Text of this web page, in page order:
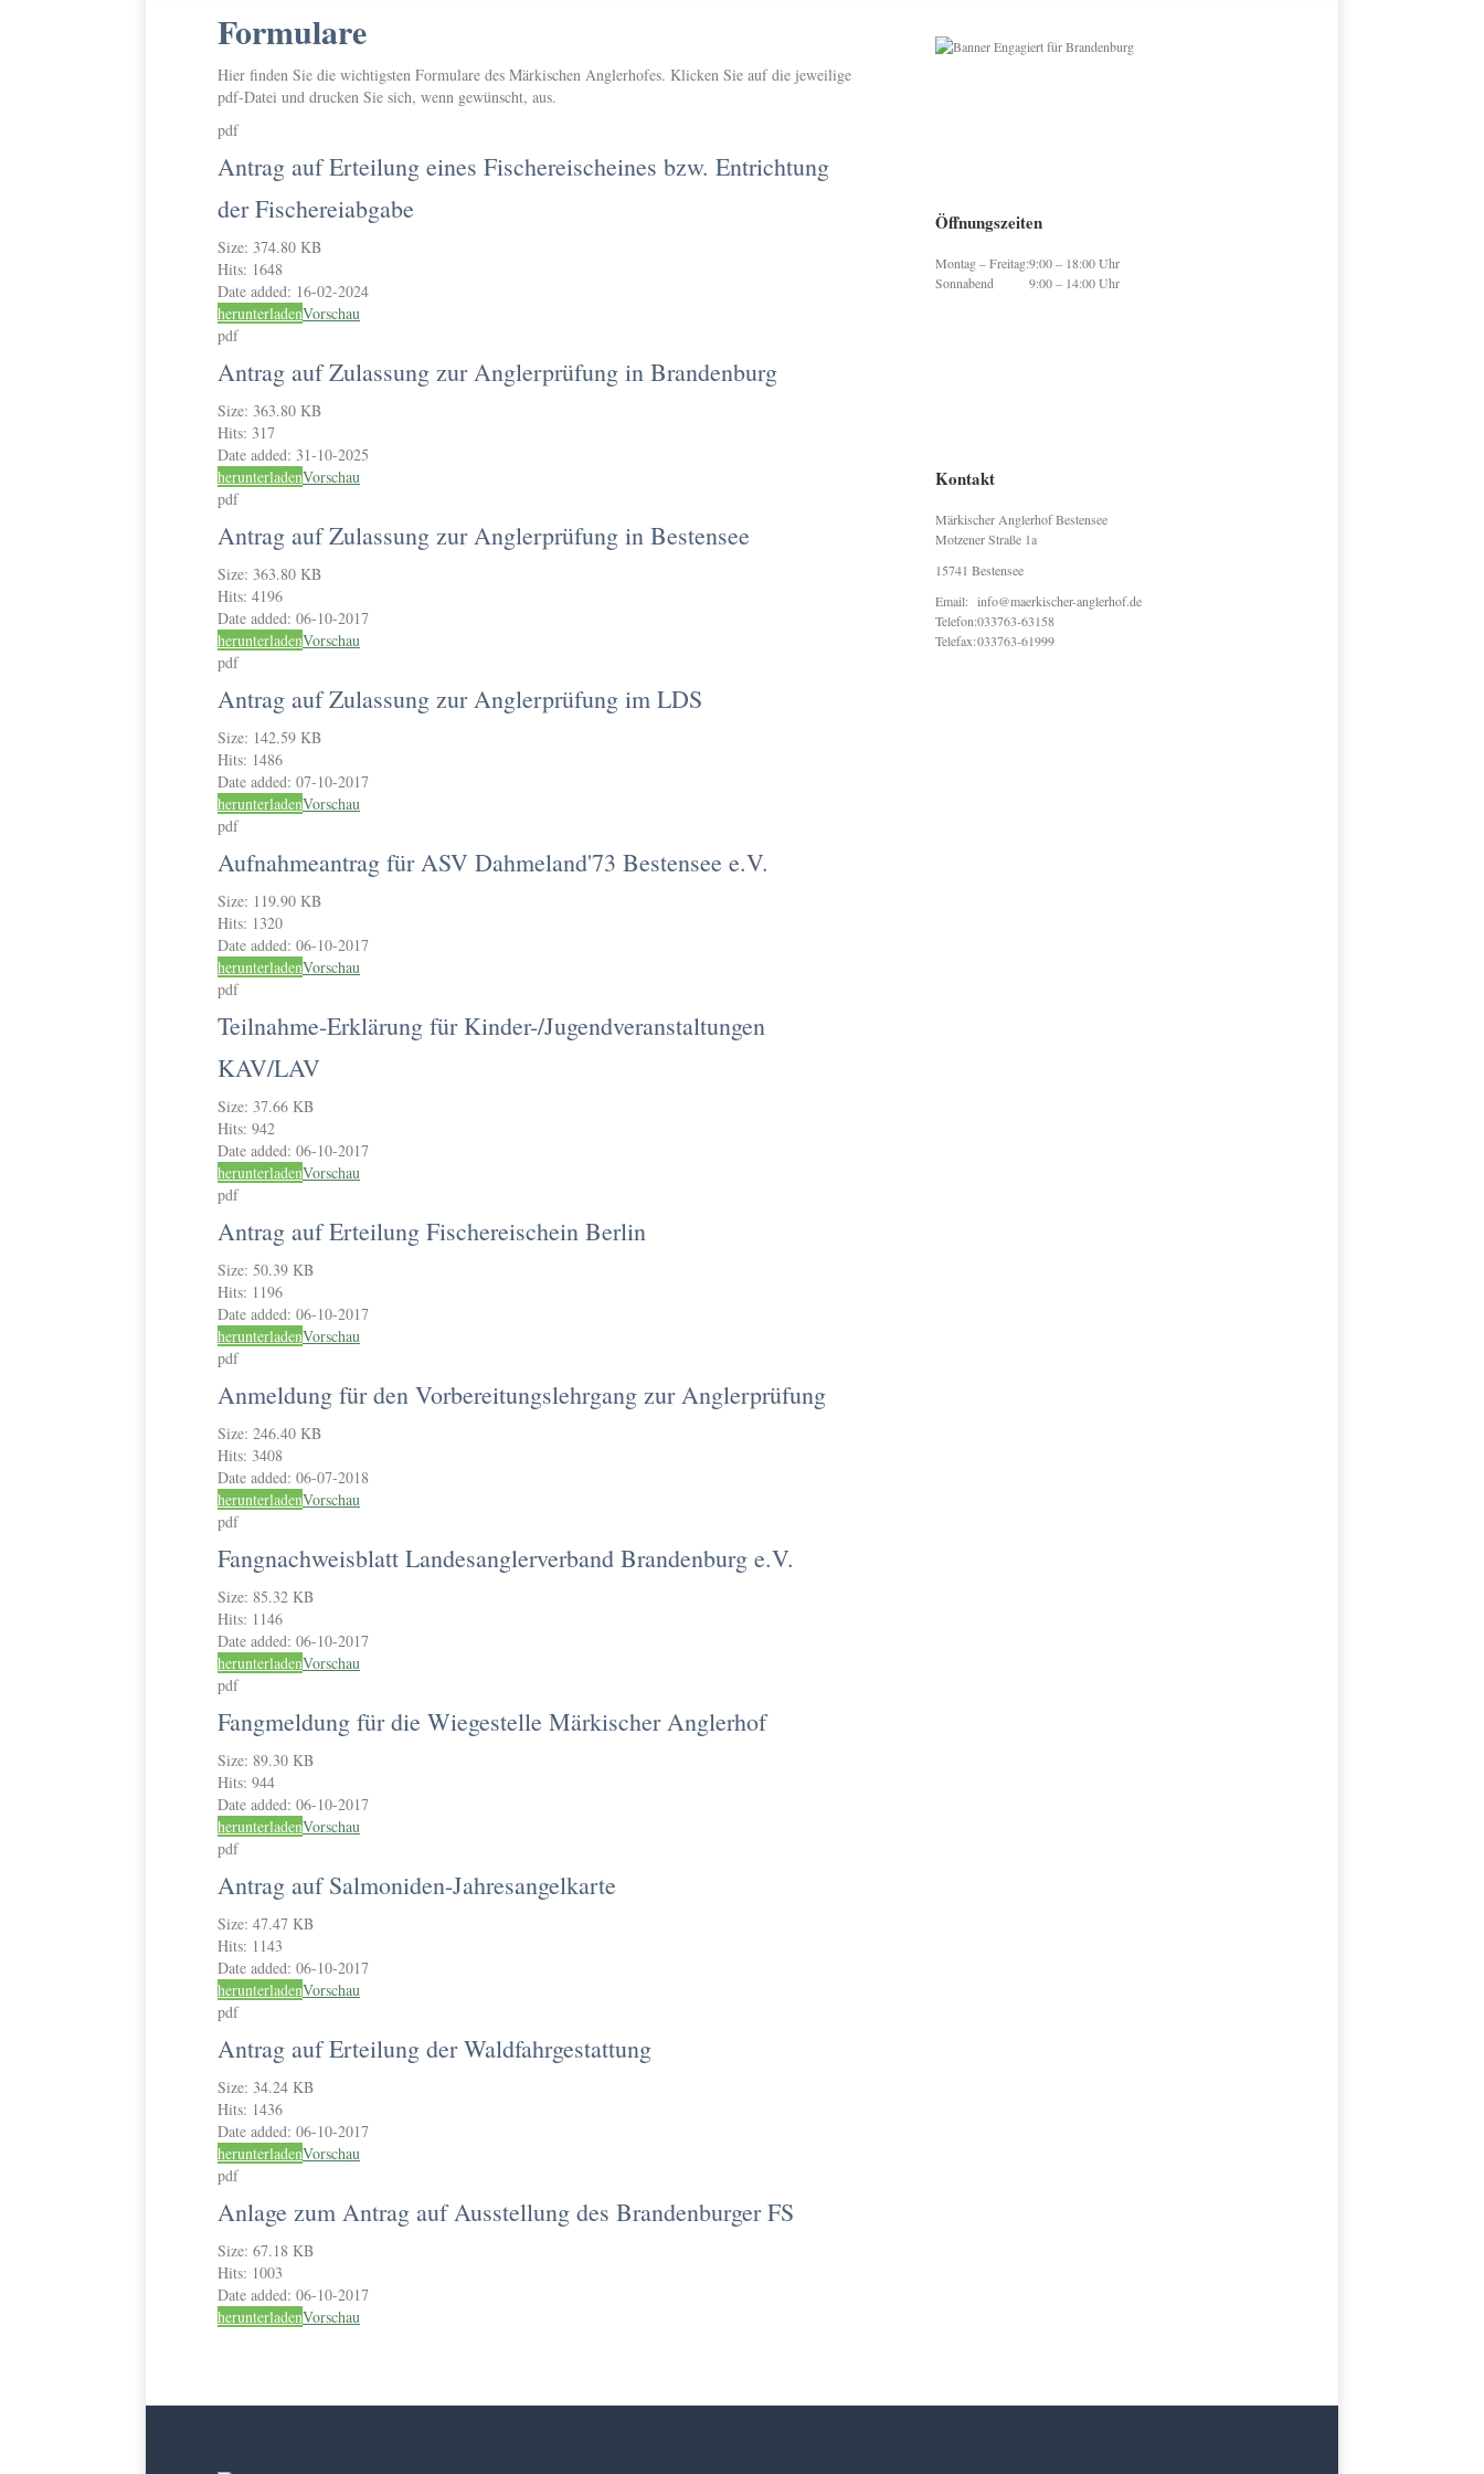
Formulare
Hier finden Sie die wichtigsten Formulare des Märkischen Anglerhofes. Klicken Sie auf die jeweilige
pdf-Datei und drucken Sie sich, wenn gewünscht, aus.
pdf
Antrag auf Erteilung eines Fischereischeines bzw. Entrichtung
der Fischereiabgabe
Size: 374.80 KB
Hits: 1648
Date added: 16-02-2024
herunterladenVorschau
pdf
Antrag auf Zulassung zur Anglerprüfung in Brandenburg
Size: 363.80 KB
Hits: 317
Date added: 31-10-2025
herunterladenVorschau
pdf
Antrag auf Zulassung zur Anglerprüfung in Bestensee
Size: 363.80 KB
Hits: 4196
Date added: 06-10-2017
herunterladenVorschau
pdf
Antrag auf Zulassung zur Anglerprüfung im LDS
Size: 142.59 KB
Hits: 1486
Date added: 07-10-2017
herunterladenVorschau
pdf
Aufnahmeantrag für ASV Dahmeland'73 Bestensee e.V.
Size: 119.90 KB
Hits: 1320
Date added: 06-10-2017
herunterladenVorschau
pdf
Teilnahme-Erklärung für Kinder-/Jugendveranstaltungen
KAV/LAV
Size: 37.66 KB
Hits: 942
Date added: 06-10-2017
herunterladenVorschau
pdf
Antrag auf Erteilung Fischereischein Berlin
Size: 50.39 KB
Hits: 1196
Date added: 06-10-2017
herunterladenVorschau
pdf
Anmeldung für den Vorbereitungslehrgang zur Anglerprüfung
Size: 246.40 KB
Hits: 3408
Date added: 06-07-2018
herunterladenVorschau
pdf
Fangnachweisblatt Landesanglerverband Brandenburg e.V.
Size: 85.32 KB
Hits: 1146
Date added: 06-10-2017
herunterladenVorschau
pdf
Fangmeldung für die Wiegestelle Märkischer Anglerhof
Size: 89.30 KB
Hits: 944
Date added: 06-10-2017
herunterladenVorschau
pdf
Antrag auf Salmoniden-Jahresangelkarte
Size: 47.47 KB
Hits: 1143
Date added: 06-10-2017
herunterladenVorschau
pdf
Antrag auf Erteilung der Waldfahrgestattung
Size: 34.24 KB
Hits: 1436
Date added: 06-10-2017
herunterladenVorschau
pdf
Anlage zum Antrag auf Ausstellung des Brandenburger FS
Size: 67.18 KB
Hits: 1003
Date added: 06-10-2017
herunterladenVorschau
Öffnungszeiten
Montag – Freitag:9:00 – 18:00 Uhr
Sonnabend
9:00 – 14:00 Uhr
Kontakt
Märkischer Anglerhof Bestensee
Motzener Straße 1a
15741 Bestensee
Email: info@maerkischer-anglerhof.de
Telefon:033763-63158
Telefax:033763-61999